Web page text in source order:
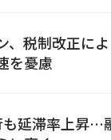
、税制改正によ
を憂慮
も延滞率上昇…